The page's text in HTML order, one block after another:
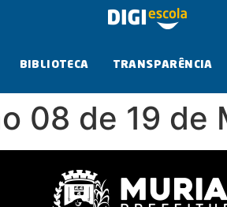
BIBLIOTECA TRANSPARÊNCIA
08 de 19 de